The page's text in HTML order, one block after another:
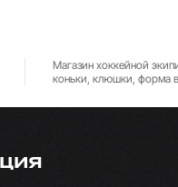
Магазин хоккейной
коньки, клюшки, форма в